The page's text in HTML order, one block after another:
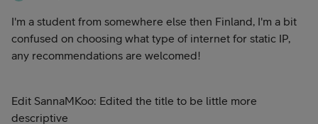
I'm a student from somewhere else then Finland, I'm a bit
confused on choosing what type of internet for static IP,
any recommendations are welcomed!
Edit SannaMKoo: Edited the title to be little more
descriptive